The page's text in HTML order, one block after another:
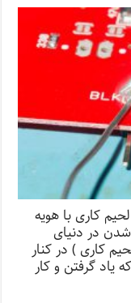
کاری با هویه
در دنیای
کاری ) در کنار
یاد گرفتن و کار